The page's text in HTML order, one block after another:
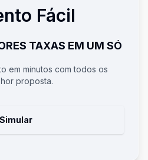
Fácil
TAXAS EM UM SÓ
em minutos com todos os
proposta.
Simular